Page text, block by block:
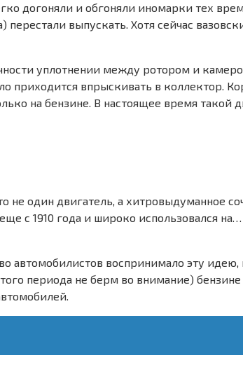
догоняли и обгоняли иномарки тех
выпускать. Хотя сейчас
уплотнении между ротором и
приходится впрыскивать в коллектор.
на бензине. В настоящее время такой
не один двигатель, а хитровыдуманное
с 1910 года и широко использовался
автомобилистов воспринимало эту идею,
периода не берм во внимание)